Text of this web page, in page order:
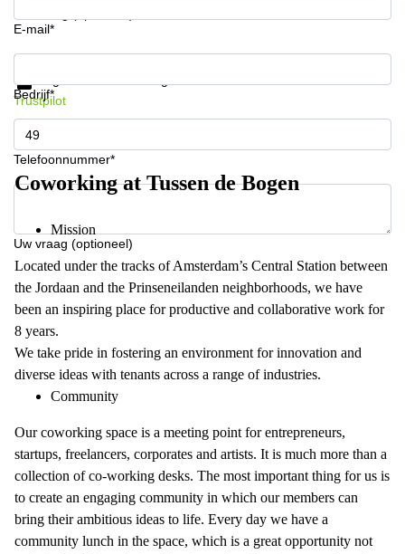
Nijmegen
E-mail*
Bedrijf*
Telefoonnummer*
Uw vraag (optioneel)
Krijg informatie en prijzen
Trustpilot
Coworking at Tussen de Bogen
Mission
Located under the tracks of Amsterdam’s Central Station between
the Jordaan and the Prinseneilanden neighborhoods, we have
been an inspiring place for productive and collaborative work for
8 years.
We take pride in fostering an environment for innovation and
diverse ideas with tenants across a range of industries.
Community
Our coworking space is a meeting point for entrepreneurs,
startups, freelancers, corporates and artists. It is much more than a
collection of co-working desks. The most important thing for us is
to create an engaging community in which our members can
bring their ambitious ideas to life. Every day we have a
community lunch in the space, which is a great opportunity not